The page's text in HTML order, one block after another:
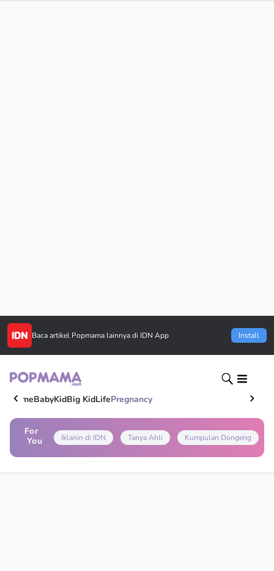
Baca artikel Popmama lainnya di IDN App Install
HomeBabyKidBig KidLifePregnancy
For
You
Iklanin di IDN Tanya Ahli Kumpulan Dongeng